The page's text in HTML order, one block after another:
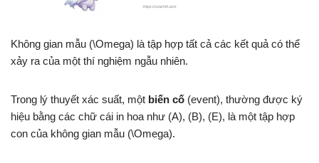
Không gian mẫu (\Omega) là tập hợp tất cả các kết quả có thể
xảy ra của một thí nghiệm ngẫu nhiên.
Trong lý thuyết xác suất, một biến cố (event), thường được ký
hiệu bằng các chữ cái in hoa như (A), (B), (E), là một tập hợp
con của không gian mẫu (\Omega).